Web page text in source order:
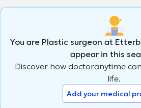
You are Plastic surgeon at
appear in this
Discover how doctoranytime
life.
Add your medical